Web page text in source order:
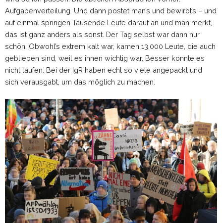
Aufgabenverteilung. Und dann postet man’s und bewirbt’s – und
auf einmal springen Tausende Leute darauf an und man merkt,
das ist ganz anders als sonst. Der Tag selbst war dann nur
schön: Obwohl’s extrem kalt war, kamen 13.000 Leute, die auch
geblieben sind, weil es ihnen wichtig war. Besser konnte es
nicht laufen. Bei der IgR haben echt so viele angepackt und
sich verausgabt, um das möglich zu machen.